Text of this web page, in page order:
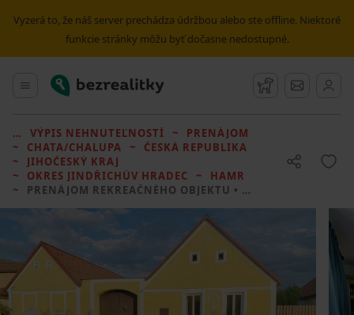
Vyzerá to, že náš server prechádza údržbou alebo ste offline. Niektoré
funkcie stránky môžu byť dočasne nedostupné.
Hlavné menu
Bezrealitky Strážny pes
Správy
VÝPIS NEHNUTEĽNOSTÍ
PRENÁJOM
CHATA/CHALUPA
ČESKÁ REPUBLIKA
JIHOČESKÝ KRAJ
OKRES JINDŘICHŮV HRADEC
HAMR
PRENÁJOM REKREAČNÉHO OBJEKTU • 3 LOŽNICE BEZ REALITKY